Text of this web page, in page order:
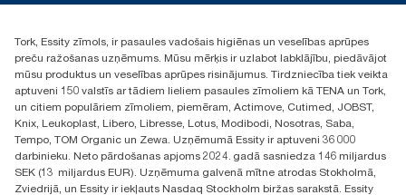
+371 29141799
Atrast izplatītāju
Ulbrokas street 19A
Riga, Latvija
LV-1028
Tork, Essity zīmols, ir pasaules vadošais higiēnas un veselības aprūpes
preču ražošanas uzņēmums. Mūsu mērķis ir uzlabot labklājību, piedāvājot
mūsu produktus un veselības aprūpes risinājumus. Tirdzniecība tiek veikta
aptuveni 150 valstīs ar tādiem lieliem pasaules zīmoliem kā TENA un Tork,
un citiem populāriem zīmoliem, piemēram, Actimove, Cutimed, JOBST,
Knix, Leukoplast, Libero, Libresse, Lotus, Modibodi, Nosotras, Saba,
Tempo, TOM Organic un Zewa. Uzņēmumā Essity ir aptuveni 36 000
darbinieku. Neto pārdošanas apjoms 2024. gadā sasniedza 146 miljardus
SEK (13 miljardus EUR). Uzņēmuma galvenā mītne atrodas Stokholmā,
Zviedrijā, un Essity ir iekļauts Nasdaq Stockholm biržas sarakstā. Essity